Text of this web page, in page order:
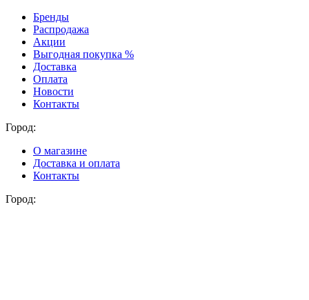
Бренды
Распродажа
Акции
Выгодная покупка %
Доставка
Оплата
Новости
Контакты
Город:
О магазине
Доставка и оплата
Контакты
Город: